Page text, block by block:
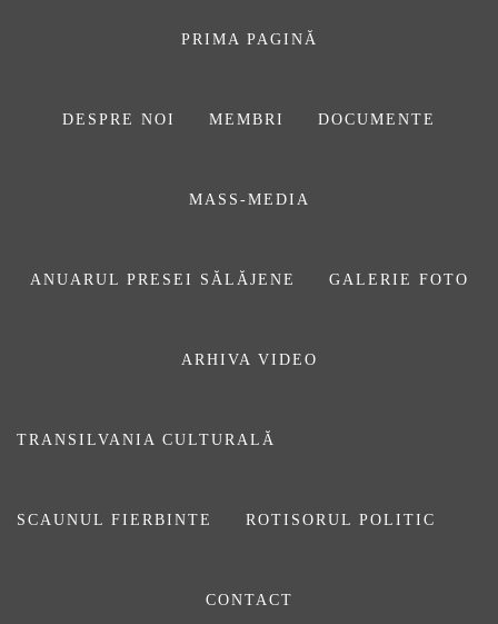
PRIMA PAGINĂ
DESPRE NOI MEMBRI DOCUMENTE
MASS-MEDIA
ANUARUL PRESEI SĂLĂJENE GALERIE FOTO
ARHIVA VIDEO
TRANSILVANIA CULTURALĂ
SCAUNUL FIERBINTE ROTISORUL POLITIC
CONTACT
ASOCIAŢIA
DIN SĂLAJ
Publicat pe25 iunie 2018 DeDaniel Săuca